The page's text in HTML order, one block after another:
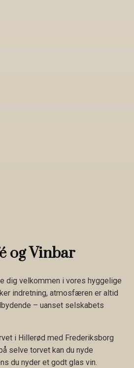
og Vinbar
dig velkommen i vores hyggelige
indretning, atmosfæren er altid
– uanset selskabets
i Hillerød med Frederiksborg
selve torvet kan du nyde
du nyder et godt glas vin.